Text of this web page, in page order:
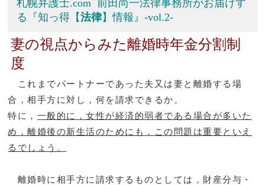
札幌弁護士.com 前田尚一法律事務所がお届けす
る『知っ得【法律】情報』-vol.2-
妻の視点からみた離婚時年金分割制
度
これまでパートナーであった夫又は妻と離婚する場
合，相手方に対し，何を請求できるか。
特に， 一般的に，女性が経済的弱者である場合が多いた
め，離婚後の新生活のためにも，この問題は重要といえ
るでしょう。
離婚時に相手方に請求するものとしては，財産分与・